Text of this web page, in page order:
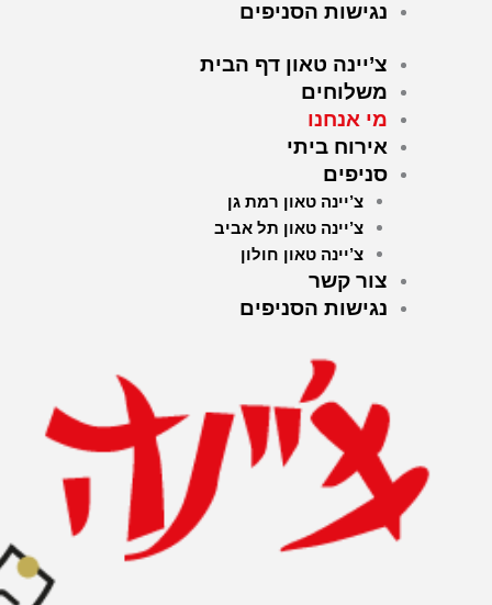
נגישות הסניפים
צ’יינה טאון דף הבית
משלוחים
מי אנחנו
אירוח ביתי
סניפים
צ’יינה טאון רמת גן
צ’יינה טאון תל אביב
צ’יינה טאון חולון
צור קשר
נגישות הסניפים